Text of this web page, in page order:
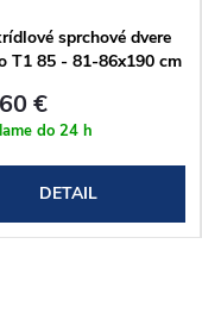
sprchové dvere
T1 85 - 81-86x190 cm
€
do 24 h
DETAIL